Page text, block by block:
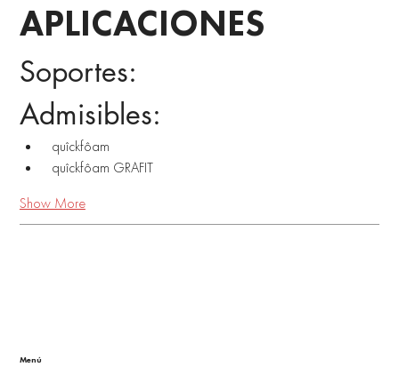
APLICACIONES
Soportes:
Admisibles:
quîckfôam
quîckfôam GRAFIT
Show More
Menú